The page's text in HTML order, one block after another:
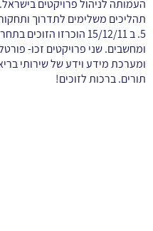
תהליכים משלימים לתדרוך
ומחשבים. שני פרויקטים זכו-
ומערכת מידע וידע של שירותי
תורים. ברכות לזוכים!